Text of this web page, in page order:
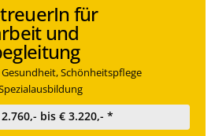
für
und
Schönheitspflege
bis € 3.220,- *